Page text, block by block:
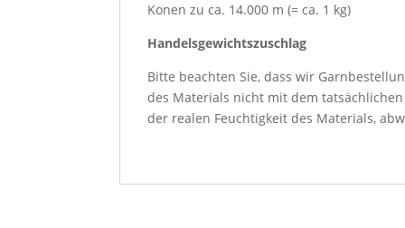
Konen zu ca. 14.000 m (= ca. 1 kg)
Handelsgewichtszuschlag
Bitte beachten Sie, dass wir
des Materials nicht mit dem
der realen Feuchtigkeit des Materials,